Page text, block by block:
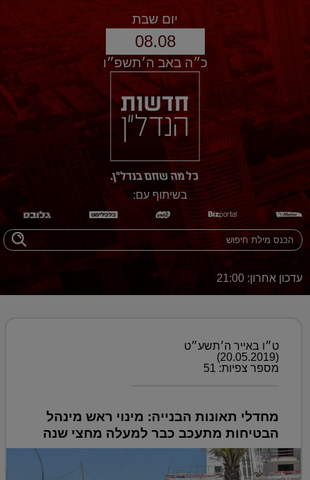
יום שבת
08.08
כ״ה באב ה׳תשפ״ו
בשיתוף עם:
עדכון אחרון: 21:00
ט״ו באייר ה׳תשע״ט
(20.05.2019)
מספר צפיות: 51
מחדלי תאונות הבנייה: מינוי ראש מינהל
הבטיחות מתעכב כבר למעלה מחצי שנה